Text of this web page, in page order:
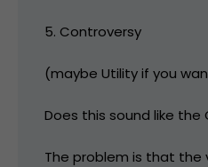
5. Controversy
(maybe Utility if you
Does this sound like the
The problem is that the